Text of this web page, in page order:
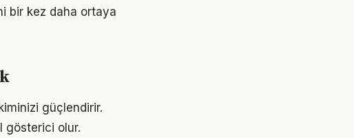
bir kez daha ortaya
güçlendirir.
gösterici olur.